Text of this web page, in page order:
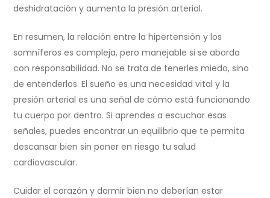
deshidratación y aumenta la presión arterial.
En resumen, la relación entre la hipertensión y los
somníferos es compleja, pero manejable si se aborda
con responsabilidad. No se trata de tenerles miedo, sino
de entenderlos. El sueño es una necesidad vital y la
presión arterial es una señal de cómo está funcionando
tu cuerpo por dentro. Si aprendes a escuchar esas
señales, puedes encontrar un equilibrio que te permita
descansar bien sin poner en riesgo tu salud
cardiovascular.
Cuidar el corazón y dormir bien no deberían estar